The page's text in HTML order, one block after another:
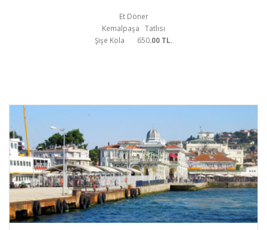
Et Döner
Kemalpaşa Tatlısı
Şişe Kola 650.00 TL.